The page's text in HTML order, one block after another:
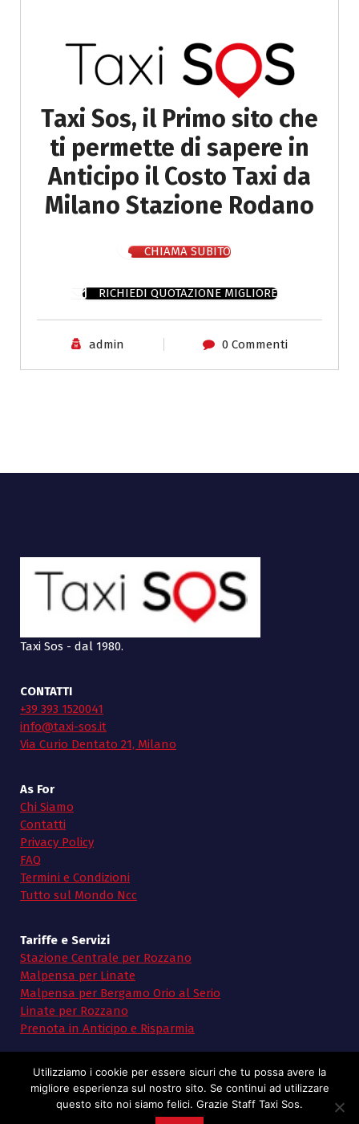
Taxi Sos, il Primo sito che
ti permette di sapere in
Anticipo il Costo Taxi da
Milano Stazione Rodano
CHIAMA SUBITO
RICHIEDI QUOTAZIONE MIGLIORE
admin 0 Commenti
Taxi Sos - dal 1980.
CONTATTI
+39 393 1520041
info@taxi-sos.it
Via Curio Dentato 21, Milano
As For
Chi Siamo
Contatti
Privacy Policy
FAQ
Termini e Condizioni
Tutto sul Mondo Ncc
Tariffe e Servizi
Stazione Centrale per Rozzano
Malpensa per Linate
Malpensa per Bergamo Orio al Serio
Linate per Rozzano
Prenota in Anticipo e Risparmia
Utilizziamo i cookie per essere sicuri che tu possa avere la
migliore esperienza sul nostro sito. Se continui ad utilizzare
questo sito noi siamo felici. Grazie Staff Taxi Sos.